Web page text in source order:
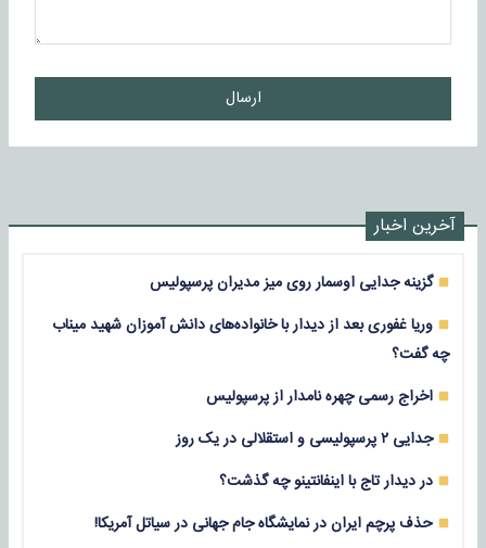
ارسال
آخرین اخبار
گزینه جدایی اوسمار روی میز مدیران پرسپولیس
وریا غفوری بعد از دیدار با خانواده‌های دانش آموزان شهید میناب
چه گفت؟
اخراج رسمی چهره نامدار از پرسپولیس
جدایی ۲ پرسپولیسی و استقلالی در یک روز
در دیدار تاج با اینفانتینو چه گذشت؟
حذف پرچم ایران در نمایشگاه جام جهانی در سیاتل آمریکا!